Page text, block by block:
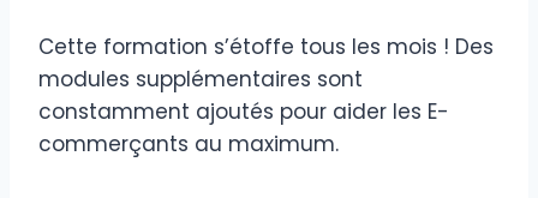
Cette formation s’étoffe tous les mois ! Des
modules supplémentaires sont
constamment ajoutés pour aider les E-
commerçants au maximum.